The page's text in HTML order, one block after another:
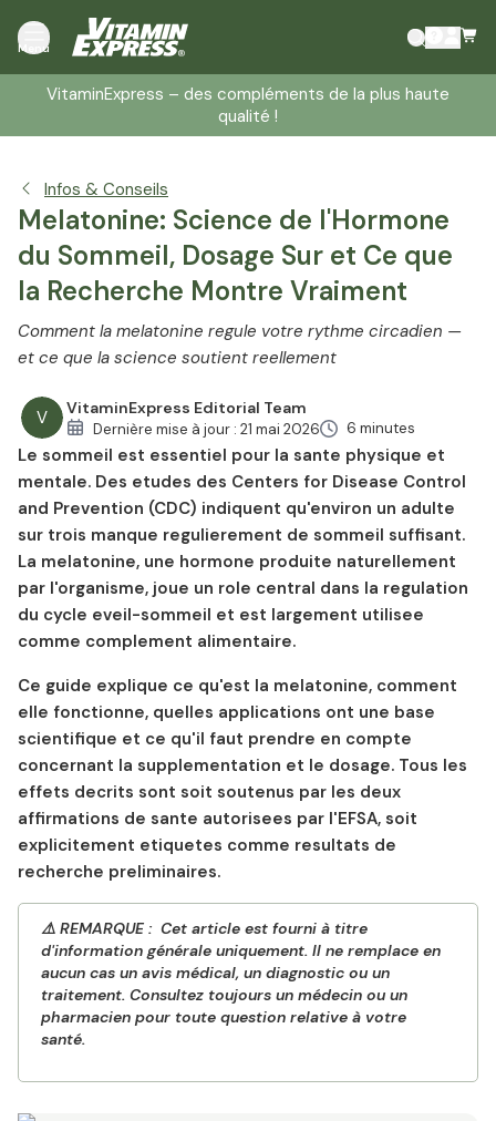
Menu
VitaminExpress – des compléments de la plus haute
qualité !
Infos & Conseils
Melatonine: Science de l'Hormone
du Sommeil, Dosage Sur et Ce que
la Recherche Montre Vraiment
Comment la melatonine regule votre rythme circadien —
et ce que la science soutient reellement
V VitaminExpress Editorial Team
Dernière mise à jour : 21 mai 2026 6 minutes
Le sommeil est essentiel pour la sante physique et
mentale. Des etudes des Centers for Disease Control
and Prevention (CDC) indiquent qu'environ un adulte
sur trois manque regulierement de sommeil suffisant.
La melatonine, une hormone produite naturellement
par l'organisme, joue un role central dans la regulation
du cycle eveil-sommeil et est largement utilisee
comme complement alimentaire.
Ce guide explique ce qu'est la melatonine, comment
elle fonctionne, quelles applications ont une base
scientifique et ce qu'il faut prendre en compte
concernant la supplementation et le dosage. Tous les
effets decrits sont soit soutenus par les deux
affirmations de sante autorisees par l'EFSA, soit
explicitement etiquetes comme resultats de
recherche preliminaires.
⚠️ REMARQUE : Cet article est fourni à titre
d'information générale uniquement. Il ne remplace en
aucun cas un avis médical, un diagnostic ou un
traitement. Consultez toujours un médecin ou un
pharmacien pour toute question relative à votre
santé.
Qu'est-ce que la Melatonine?
Recepteurs
Affirmations de Sante EFSA Autorisees pour la
La Melatonine comme Complement Alimentaire
Moyens Naturels d'Optimiser les Niveaux de Melatonine
Melatonine et Jet Lag
Recherche en Cours — Resultats Preliminaires sans
Affirmations Approuvees
Directives de Dosage — Informations Generales
Melatonine et Enfants
Effets Secondaires de la Melatonine
Interactions de la Melatonine
Références